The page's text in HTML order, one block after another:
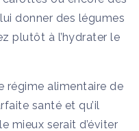
donner des légumes
plutôt à l’hydrater le
régime alimentaire de
santé et qu’il
mieux serait d’éviter